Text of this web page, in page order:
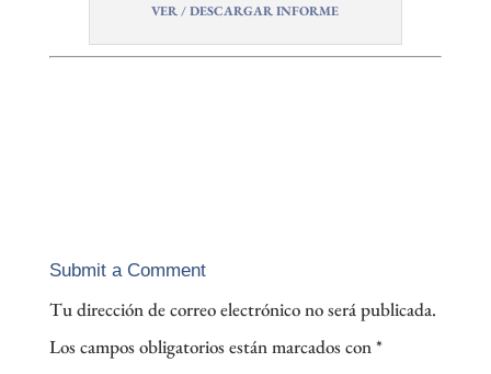
VER / DESCARGAR INFORME
Submit a Comment
Tu dirección de correo electrónico no será publicada.
Los campos obligatorios están marcados con*